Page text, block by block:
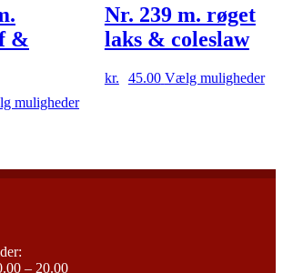
vælges
varesiden
&
mulighederDette
varianter.
Mulighederne
Nr. 239 m. røget
laks & coleslaw
kr. 45.00 Vælg muligheder
– 20.00